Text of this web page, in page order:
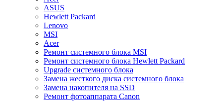
ASUS
Hewlett Packard
Lenovo
MSI
Acer
Ремонт системного блока MSI
Ремонт системного блока Hewlett Packard
Upgrade системного блока
Замена жесткого диска системного блока
Замена накопителя на SSD
Ремонт фотоаппарата Canon